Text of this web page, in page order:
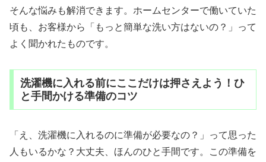
そんな悩みも解消できます。ホームセンターで働いていた
頃も、お客様から「もっと簡単な洗い方はないの？」って
よく聞かれたものです。
洗濯機に入れる前にここだけは押さえよう！ひ
と手間かける準備のコツ
「え、洗濯機に入れるのに準備が必要なの？」って思った
人もいるかな？大丈夫、ほんのひと手間です。この準備を